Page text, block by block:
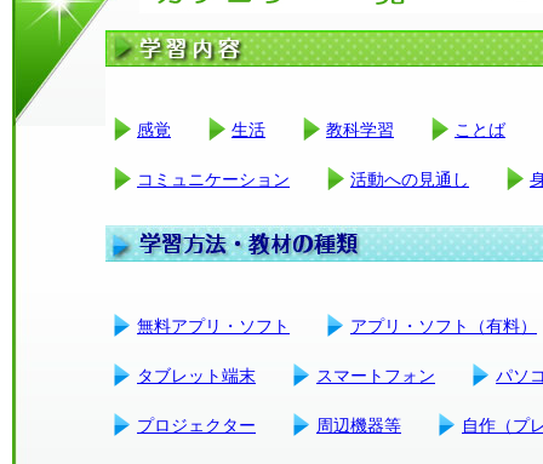
感覚 生活 教科学習 ことば
コミュニケーション 活動への見通し
無料アプリ・ソフト アプリ・ソフト（有料）
タブレット端末 スマートフォン パソ
プロジェクター 周辺機器等 自作（プ